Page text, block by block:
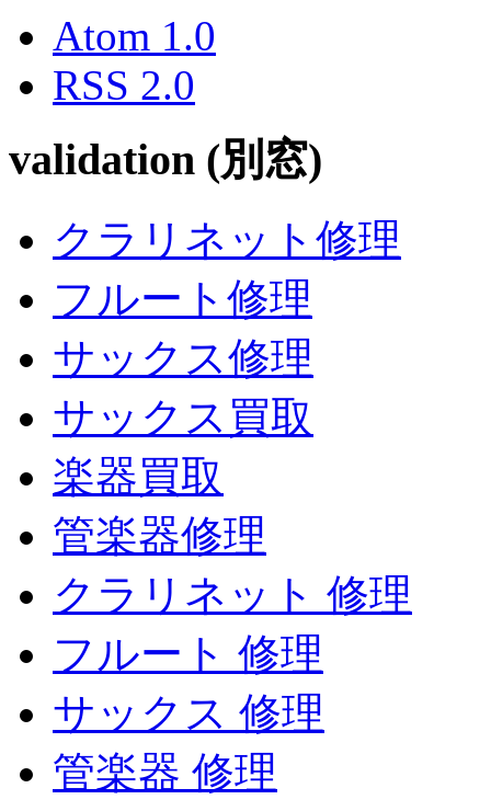
Atom 1.0
RSS 2.0
validation (別窓)
クラリネット修理
フルート修理
サックス修理
サックス買取
楽器買取
管楽器修理
クラリネット 修理
フルート 修理
サックス 修理
管楽器 修理